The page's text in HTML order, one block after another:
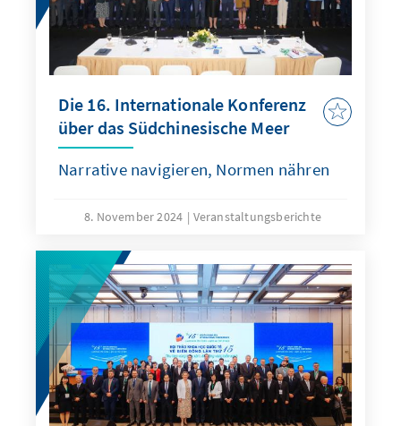
Die 16. Internationale Konferenz
über das Südchinesische Meer
Narrative navigieren, Normen nähren
8. November 2024 Veranstaltungsberichte